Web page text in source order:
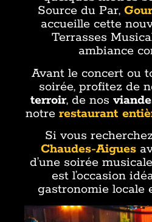
Source du Par,
accueille cette
Terrasses
ambiance
Avant le concert ou
soirée, profitez de
terroir, de nos
notrerestaurant
Si vous
Chaudes-Aigues
d’une soirée
est l’occasion
gastronomie locale